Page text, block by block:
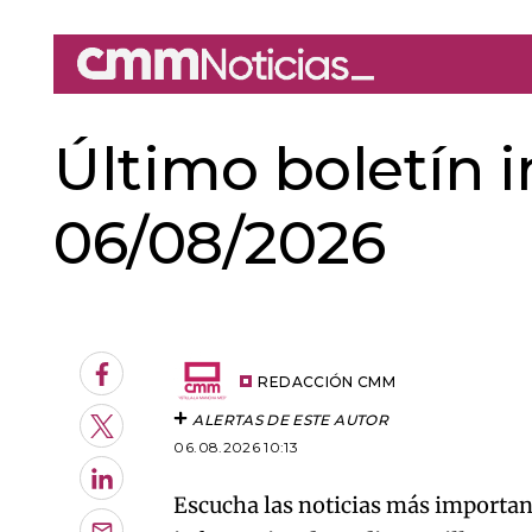
Último boletín
06/08/2026
Facebook
Twitter
LinkedIn
REDACCIÓN CMM
ALERTAS DE ESTE AUTOR
06.08.2026 10:13
Escucha las noticias más